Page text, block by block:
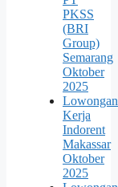
PKSS
(BRI
Group)
Semarang
Oktober
2025
Lowongan
Kerja
Indorent
Makassar
Oktober
2025